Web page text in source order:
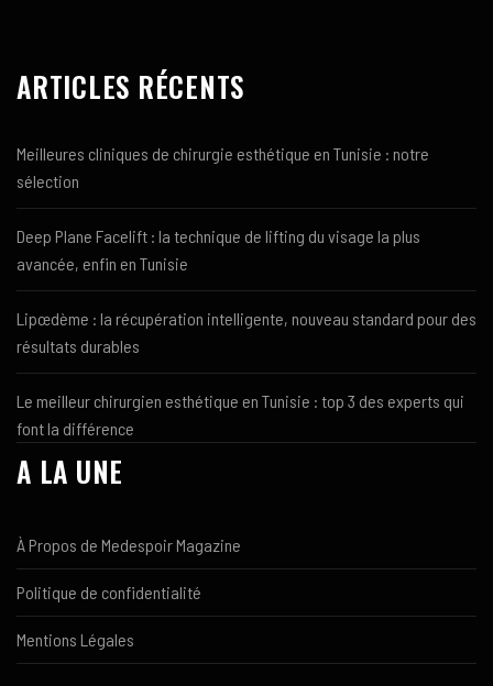
ARTICLES RÉCENTS
Meilleures cliniques de chirurgie esthétique en Tunisie : notre
sélection
Deep Plane Facelift : la technique de lifting du visage la plus
avancée, enfin en Tunisie
Lipœdème : la récupération intelligente, nouveau standard pour des
résultats durables
Le meilleur chirurgien esthétique en Tunisie : top 3 des experts qui
font la différence
A LA UNE
À Propos de Medespoir Magazine
Politique de confidentialité
Mentions Légales